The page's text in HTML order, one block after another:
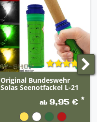
Original Bundeswehr
Solas Seenotfackel L-21
ab 9,95 € *